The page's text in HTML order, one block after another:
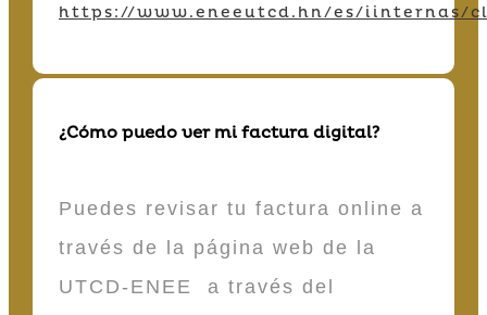
https://www.eneeutcd.hn/es/iinternas/
¿Cómo puedo ver mi factura digital?
Puedes revisar tu factura online a
través de la página web de la
UTCD-ENEE a través del